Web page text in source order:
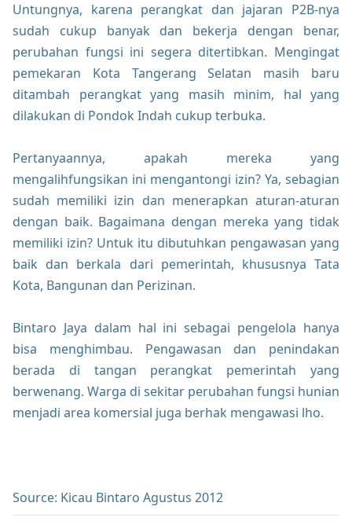
Untungnya, karena perangkat dan jajaran P2B-nya
sudah cukup banyak dan bekerja dengan benar,
perubahan fungsi ini segera ditertibkan. Mengingat
pemekaran Kota Tangerang Selatan masih baru
ditambah perangkat yang masih minim, hal yang
dilakukan di Pondok Indah cukup terbuka.
Pertanyaannya, apakah mereka yang
mengalihfungsikan ini mengantongi izin? Ya, sebagian
sudah memiliki izin dan menerapkan aturan-aturan
dengan baik. Bagaimana dengan mereka yang tidak
memiliki izin? Untuk itu dibutuhkan pengawasan yang
baik dan berkala dari pemerintah, khususnya Tata
Kota, Bangunan dan Perizinan.
Bintaro Jaya dalam hal ini sebagai pengelola hanya
bisa menghimbau. Pengawasan dan penindakan
berada di tangan perangkat pemerintah yang
berwenang. Warga di sekitar perubahan fungsi hunian
menjadi area komersial juga berhak mengawasi lho.
Source: Kicau Bintaro Agustus 2012